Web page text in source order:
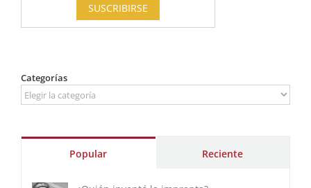
Categorías
Categorías
Popular Reciente